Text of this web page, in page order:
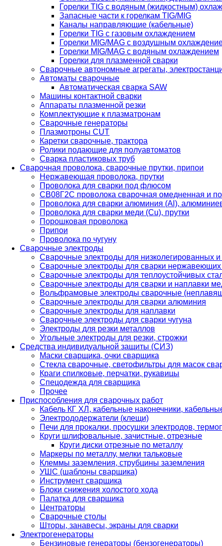
Горелки TIG с водяным (жидкостным)
Запасные части к горелкам TIG/MIG
Каналы направляющие (кабельные)
Горелки TIG с газовым охлаждением
Горелки MIG/MAG с воздушным
Горелки MIG/MAG с водяным охлаждением
Горелки для плазменной сварки
Сварочные автономные агрегаты,
Автоматы сварочные
Автоматическая сварка SAW
Машины контактной сварки
Аппараты плазменной резки
Комплектующие к плазматронам
Сварочные генераторы
Плазмотроны CUT
Каретки сварочные, трактора
Ролики подающие для полуавтоматов
Сварка пластиковых труб
Сварочная проволока, сварочные прутки, припои
Нержавеющая проволока, прутки
Проволока для сварки под флюсом
СВ08Г2С проволока сварочная омедненная и
Проволока для сварки алюминия (Al),
Проволока для сварки меди (Cu), прутки
Порошковая проволока
Припои
Проволока по чугуну
Сварочные электроды
Сварочные электроды для низколегированных и
Сварочные электроды для сварки
Сварочные электроды для теплоустойчивых
Сварочные электроды для сварки и наплавки
Вольфрамовые электроды сварочные
Сварочные электроды для сварки алюминия
Сварочные электроды для наплавки
Сварочные электроды для сварки чугуна
Электроды для резки металлов
Угольные электроды для резки, строжки
Средства индивидуальной защиты (СИЗ)
Маски сварщика, очки сварщика
Стекла сварочные, светофильтры для масок
Краги спилковые, перчатки, рукавицы
Спецодежда для сварщика
Прочее
Приспособления для сварочных работ
Кабель КГ ХЛ, кабельные наконечники,
Электрододержатели (клещи)
Печи для прокалки, просушки электродов,
Круги шлифовальные, зачистные, отрезные
Круги диски отрезные по металлу
Маркеры по металлу, мелки тальковые
Клеммы заземления, струбцины заземления
УШС (шаблоны сварщика)
Инструмент сварщика
Блоки снижения холостого хода
Палатка для сварщика
Центраторы
Сварочные столы
Шторы, занавесы, экраны для сварки
Электрогенераторы
Бензиновые генераторы (бензогенераторы)